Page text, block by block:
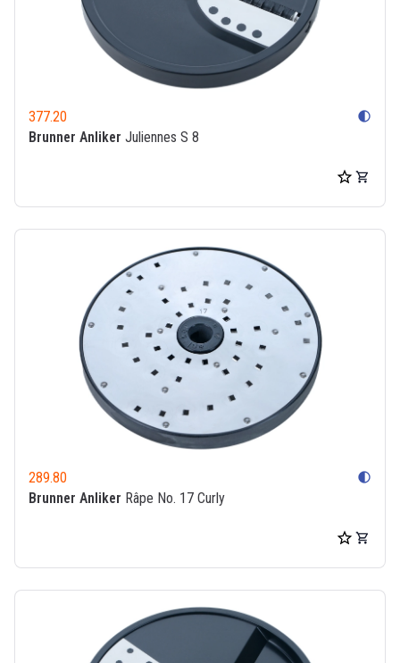
377.20 contrast
Brunner Anliker Juliennes S 8
289.80 contrast
Brunner Anliker Râpe No. 17 Curly